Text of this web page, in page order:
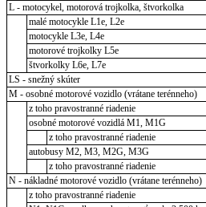
L - motocykel, motorová trojkolka, štvorkolka
malé motocykle L1e, L2e
motocykle L3e, L4e
motorové trojkolky L5e
štvorkolky L6e, L7e
LS - snežný skúter
M - osobné motorové vozidlo (vrátane terénneho)
z toho pravostranné riadenie
osobné motorové vozidlá M1, M1G
z toho pravostranné riadenie
autobusy M2, M3, M2G, M3G
z toho pravostranné riadenie
N - nákladné motorové vozidlo (vrátane terénneho)
z toho pravostranné riadenie